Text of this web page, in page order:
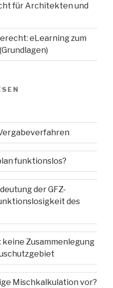
für Architekten und
eLearning zum
funktionslos?
der GFZ-
des
keine Zusammenlegung
Mischkalkulation vor?